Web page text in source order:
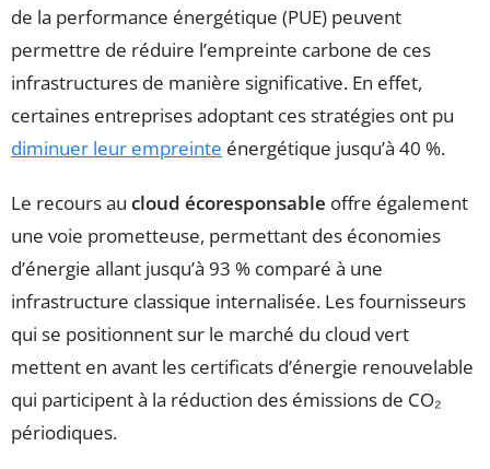
de la performance énergétique (PUE) peuvent
permettre de réduire l’empreinte carbone de ces
infrastructures de manière significative. En effet,
certaines entreprises adoptant ces stratégies ont pu
diminuer leur empreinte énergétique jusqu’à 40 %.
Le recours au cloud écoresponsable offre également
une voie prometteuse, permettant des économies
d’énergie allant jusqu’à 93 % comparé à une
infrastructure classique internalisée. Les fournisseurs
qui se positionnent sur le marché du cloud vert
mettent en avant les certificats d’énergie renouvelable
qui participent à la réduction des émissions de CO₂
périodiques.